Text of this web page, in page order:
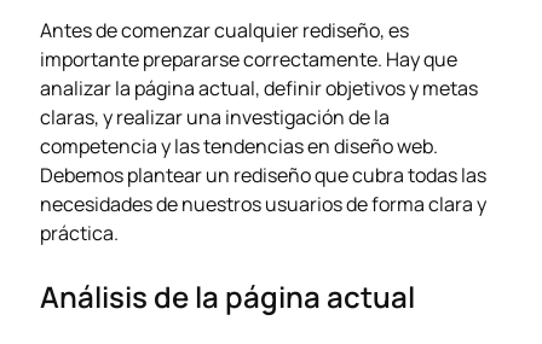
Antes de comenzar cualquier rediseño, es
importante prepararse correctamente. Hay que
analizar la página actual, definir objetivos y metas
claras, y realizar una investigación de la
competencia y las tendencias endiseño web.
Debemos plantear un rediseño que cubra todas las
necesidades de nuestros usuarios de forma clara y
práctica.
Análisis de la página actual